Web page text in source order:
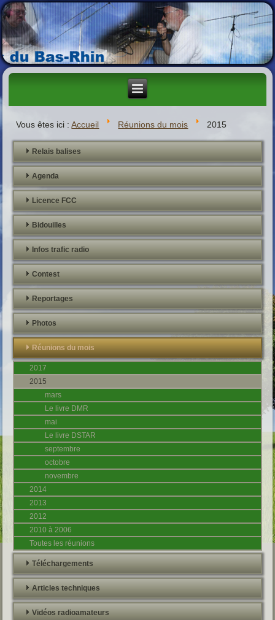
Vous êtes ici :Accueil Réunions du mois 2015
Relais balises
Agenda
Licence FCC
Bidouilles
Infos trafic radio
Contest
Reportages
Photos
Réunions du mois
2017
2015
mars
Le livre DMR
mai
Le livre DSTAR
septembre
octobre
novembre
2014
2013
2012
2010 à 2006
Toutes les réunions
Téléchargements
Articles techniques
Vidéos radioamateurs